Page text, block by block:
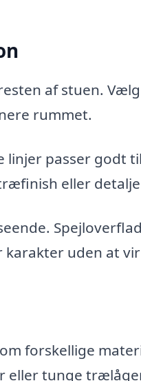
af stuen.
rummet.
linjer passer godt
eller
uden at
forskellige
eller tunge